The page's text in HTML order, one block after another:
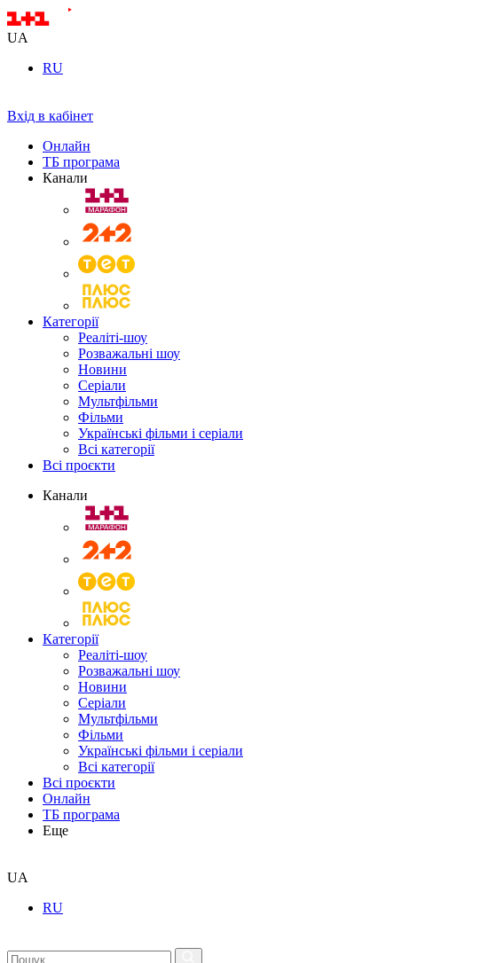
UA
RU
Вхід в кабінет
Онлайн
ТБ програма
Канали
Категорії
Реаліті-шоу
Розважальні шоу
Новини
Серіали
Мультфільми
Фільми
Українські фільми і серіали
Всі категорії
Всі проєкти
Канали
Категорії
Реаліті-шоу
Розважальні шоу
Новини
Серіали
Мультфільми
Фільми
Українські фільми і серіали
Всі категорії
Всі проєкти
Онлайн
ТБ програма
Еще
UA
RU